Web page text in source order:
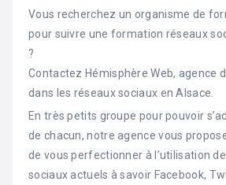
Vous recherchez un organisme de
pour suivre une formation réseaux
?
Contactez Hémisphère Web, agence
dans les réseaux sociaux en Alsace.
En très petits groupe pour pouvoir
de chacun, notre agence vous
de vous perfectionner à l’utilisation
sociaux actuels à savoir Facebook,